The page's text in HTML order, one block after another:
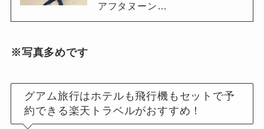
アフタヌーン…
※写真多めです
グアム旅行はホテルも飛行機もセットで予
約できる楽天トラベルがおすすめ！